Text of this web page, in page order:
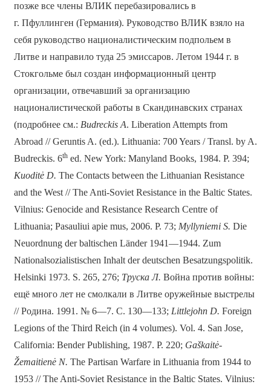
позже все члены ВЛИК перебазировались в
г. Пфуллинген (Германия). Руководство ВЛИК взяло на
себя руководство националистическим подпольем в
Литве и направило туда 25 эмиссаров. Летом 1944 г. в
Стокгольме был создан информационный центр
организации, отвечавший за организацию
националистической работы в Скандинавских странах
(подробнее см.: Budreckis A. Liberation Attempts from
Abroad // Geruntis A. (ed.). Lithuania: 700 Years / Transl. by A.
Budreckis. 6thed. New York: Manyland Books, 1984. P. 394;
Kuoditė D. The Contacts between the Lithuanian Resistance
and the West // The Anti-Soviet Resistance in the Baltic States.
Vilnius: Genocide and Resistance Research Centre of
Lithuania; Pasauliui apie mus, 2006. P. 73; Myllyniemi S. Die
Neuordnung der baltischen Länder 1941—1944. Zum
Nationalsozialistischen Inhalt der deutschen Besatzungspolitik.
Helsinki 1973. S. 265, 276; Труска Л. Война против войны:
ещё много лет не смолкали в Литве оружейные выстрелы
// Родина. 1991. № 6—7. С. 130—133; Littlejohn D. Foreign
Legions of the Third Reich (in 4 volumes). Vol. 4. San Jose,
California: Bender Publishing, 1987. P. 220; Gaškaitė-
Žemaitienė N. The Partisan Warfare in Lithuania from 1944 to
1953 // The Anti-Soviet Resistance in the Baltic States. Vilnius: